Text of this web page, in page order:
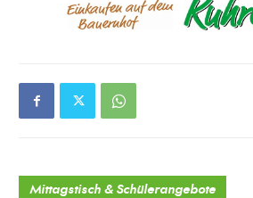
Mittagstisch & Schülerangebote